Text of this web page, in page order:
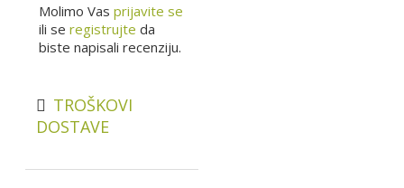
Molimo Vas prijavite se
ili se registrujte da
biste napisali recenziju.
TROŠKOVI
DOSTAVE